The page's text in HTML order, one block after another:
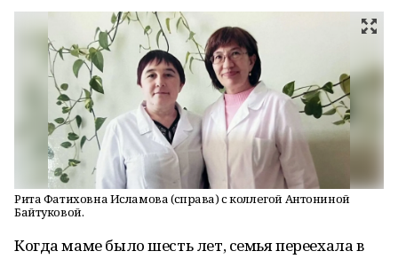
Рита Фатиховна Исламова (справа) с коллегой Антониной
Байтуковой.
Когда маме было шесть лет, семья переехала в